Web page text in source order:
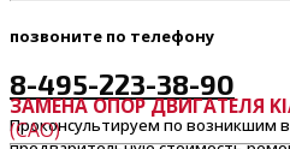
позвоните по телефону
8-495-223-38-90
Проконсультируем по возникшим
ЗАМЕНА ОПОР ДВИГАТЕЛЯ
(САО)